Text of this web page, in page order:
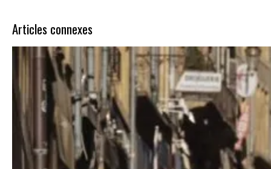
Articles connexes